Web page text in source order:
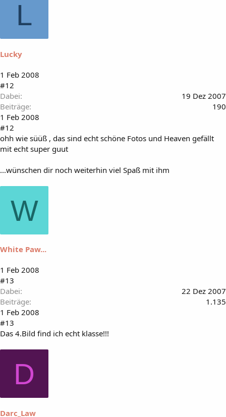
L
Lucky
1 Feb 2008
#12
Dabei
19 Dez 2007
Beiträge
190
1 Feb 2008
#12
ohh wie süüß , das sind echt schöne Fotos und Heaven gefällt
mit echt super guut
...wünschen dir noch weiterhin viel Spaß mit ihm
W
White Paw...
1 Feb 2008
#13
Dabei
22 Dez 2007
Beiträge
1.135
1 Feb 2008
#13
Das 4.Bild find ich echt klasse!!!
D
Darc_Law